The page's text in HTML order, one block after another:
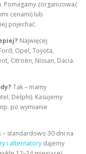
Pomagamy zorganizować
cenami) lub
pojechać.
Najwięcej
Opel, Toyota,
Citroën, Nissan, Dacia.
Tak – mamy
Delphi). Kasujemy
po wymianie
– standardowo 30 dni na
i alternatory dajemy